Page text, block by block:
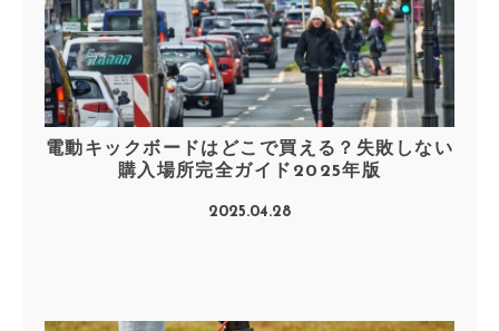
電動キックボードはどこで買える？失敗しない
購入場所完全ガイド2025年版
2025.04.28